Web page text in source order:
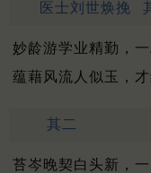
医士刘世焕挽
妙龄游学业精勤，一
蕴藉风流人似玉，才
其二
苔岑晚契白头新，一